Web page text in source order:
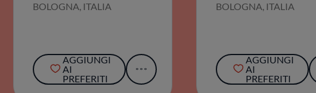
AGGIUNGI
AI
PREFERITI
AGGIUNGI
AI
PREFERITI